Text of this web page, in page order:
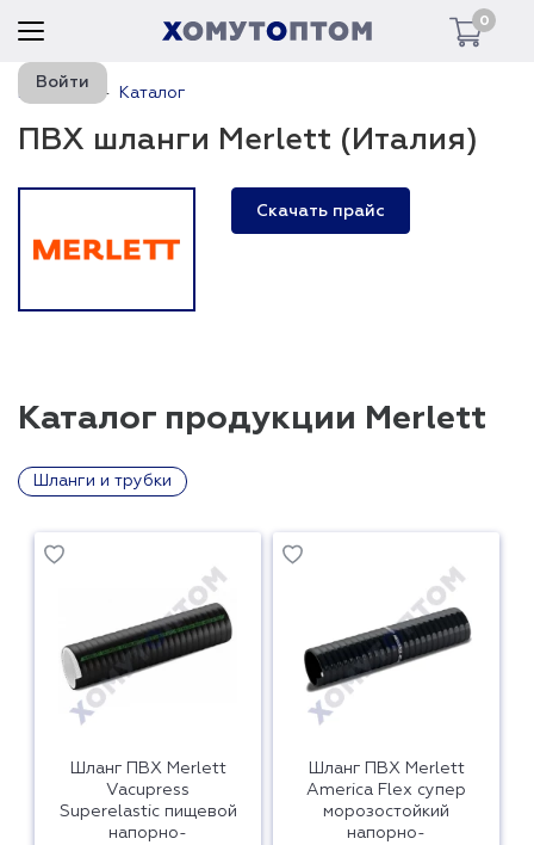
0
Войти
Главная Каталог
ПВХ шланги Merlett (Италия)
Скачать прайс
Каталог продукции Merlett
Шланги и трубки
Шланг ПВХ Merlett
Vacupress
Superelastic пищевой
напорно-
Шланг ПВХ Merlett
America Flex супер
морозостойкий
напорно-